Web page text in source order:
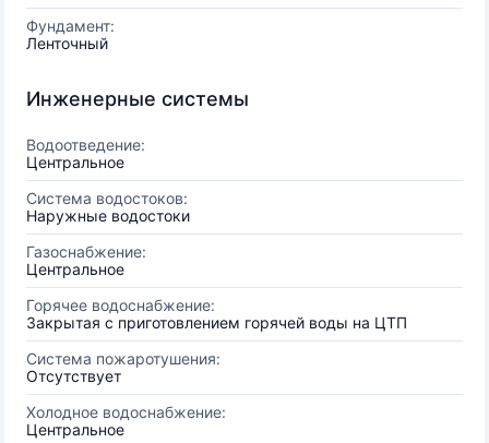
Фундамент:
Ленточный
Инженерные системы
Водоотведение:
Центральное
Система водостоков:
Наружные водостоки
Газоснабжение:
Центральное
Горячее водоснабжение:
Закрытая с приготовлением горячей воды на ЦТП
Система пожаротушения:
Отсутствует
Холодное водоснабжение:
Центральное